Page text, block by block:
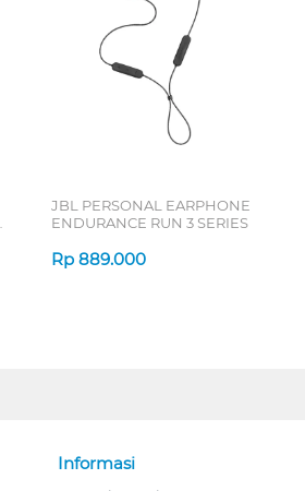
JBL PERSONAL EARPHONE
ENDURANCE RUN 3 SERIES
Rp 889.000
Informasi